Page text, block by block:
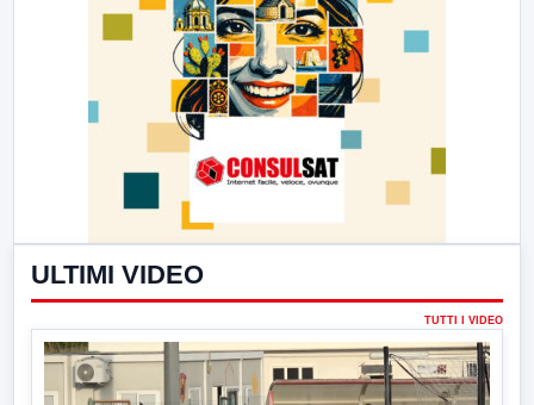
ULTIMI VIDEO
TUTTI I VIDEO